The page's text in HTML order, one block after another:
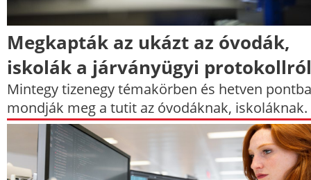
Megkapták az ukázt az óvodák,
iskolák a járványügyi protokollról
Mintegy tizenegy témakörben és hetven
mondják meg a tutit az óvodáknak, iskoláknak.